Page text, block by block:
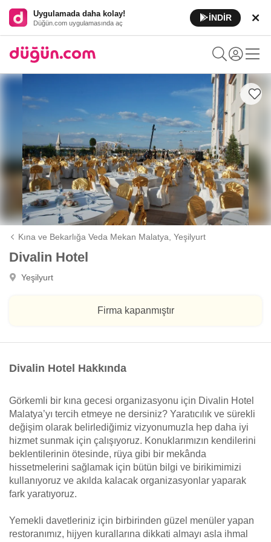
Uygulamada daha kolay!
Düğün.com uygulamasında aç
İNDİR
Kına ve Bekarlığa Veda Mekan Malatya,Yeşilyurt
Divalin Hotel
Yeşilyurt
Firma kapanmıştır
Divalin Hotel Hakkında
Görkemli bir kına gecesi organizasyonu için Divalin Hotel
Malatya’yı tercih etmeye ne dersiniz? Yaratıcılık ve sürekli
değişim olarak belirlediğimiz vizyonumuzla hep daha iyi
hizmet sunmak için çalışıyoruz. Konuklarımızın kendilerini
beklentilerinin ötesinde, rüya gibi bir mekânda
hissetmelerini sağlamak için bütün bilgi ve birikimimizi
kullanıyoruz ve akılda kalacak organizasyonlar yaparak
fark yaratıyoruz.
Yemekli davetleriniz için birbirinden güzel menüler yapan
restoranımız, hijyen kurallarına dikkati almayı asla ihmal